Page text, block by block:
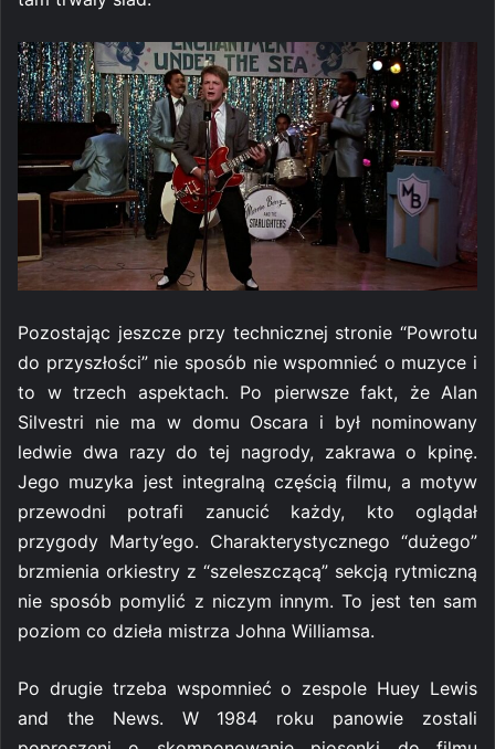
Pozostając jeszcze przy technicznej stronie “Powrotu
do przyszłości” nie sposób nie wspomnieć o muzyce i
to w trzech aspektach. Po pierwsze fakt, że Alan
Silvestri nie ma w domu Oscara i był nominowany
ledwie dwa razy do tej nagrody, zakrawa o kpinę.
Jego muzyka jest integralną częścią filmu, a motyw
przewodni potrafi zanucić każdy, kto oglądał
przygody Marty’ego. Charakterystycznego “dużego”
brzmienia orkiestry z “szeleszczącą” sekcją rytmiczną
nie sposób pomylić z niczym innym. To jest ten sam
poziom co dzieła mistrza Johna Williamsa.
Po drugie trzeba wspomnieć o zespole Huey Lewis
and the News. W 1984 roku panowie zostali